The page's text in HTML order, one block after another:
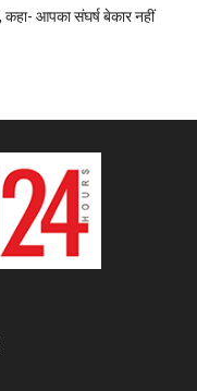
कहा- आपका संघर्ष बेकार नहीं